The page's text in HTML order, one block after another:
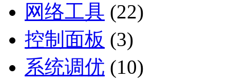
网络工具 (22)
控制面板 (3)
系统调优 (10)